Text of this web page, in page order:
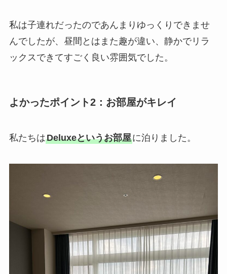
私は子連れだったのであんまりゆっくりできませ
んでしたが、昼間とはまた趣が違い、静かでリラ
ックスできてすごく良い雰囲気でした。
よかったポイント2：お部屋がキレイ
私たちはDeluxeというお部屋に泊りました。